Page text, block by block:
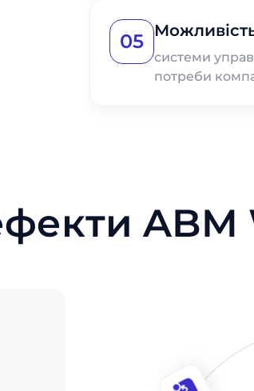
05
системи
потреби
ABM